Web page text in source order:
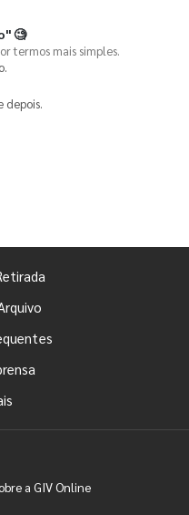
🧐
termos mais simples.
depois.
a GIV Online